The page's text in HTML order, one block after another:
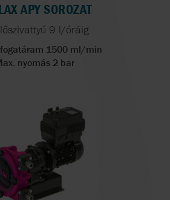
APY SOROZAT
9 l/óráig
1500 ml/min
nyomás 2 bar